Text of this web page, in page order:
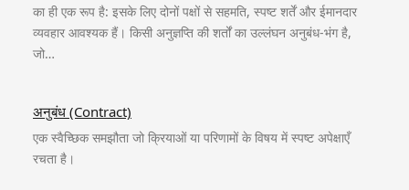
का ही एक रूप है: इसके लिए दोनों पक्षों से सहमति, स्पष्ट शर्तें और ईमानदार
व्यवहार आवश्यक हैं। किसी अनुज्ञप्ति की शर्तों का उल्लंघन अनुबंध-भंग है,
जो…
अनुबंध (Contract)
एक स्वैच्छिक समझौता जो क्रियाओं या परिणामों के विषय में स्पष्ट अपेक्षाएँ
रचता है।